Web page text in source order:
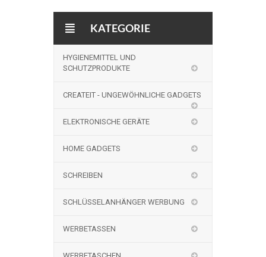
KATEGORIE
HYGIENEMITTEL UND
SCHUTZPRODUKTE
CREATEIT - UNGEWÖHNLICHE GADGETS
ELEKTRONISCHE GERÄTE
HOME GADGETS
SCHREIBEN
SCHLÜSSELANHÄNGER WERBUNG
WERBETASSEN